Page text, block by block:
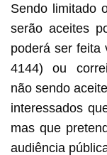
Sendo limitado
serão aceites
poderá ser
4144) ou
não sendo
interessados
mas que
audiência